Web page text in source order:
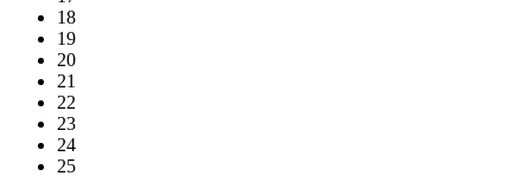
18
19
20
21
22
23
24
25